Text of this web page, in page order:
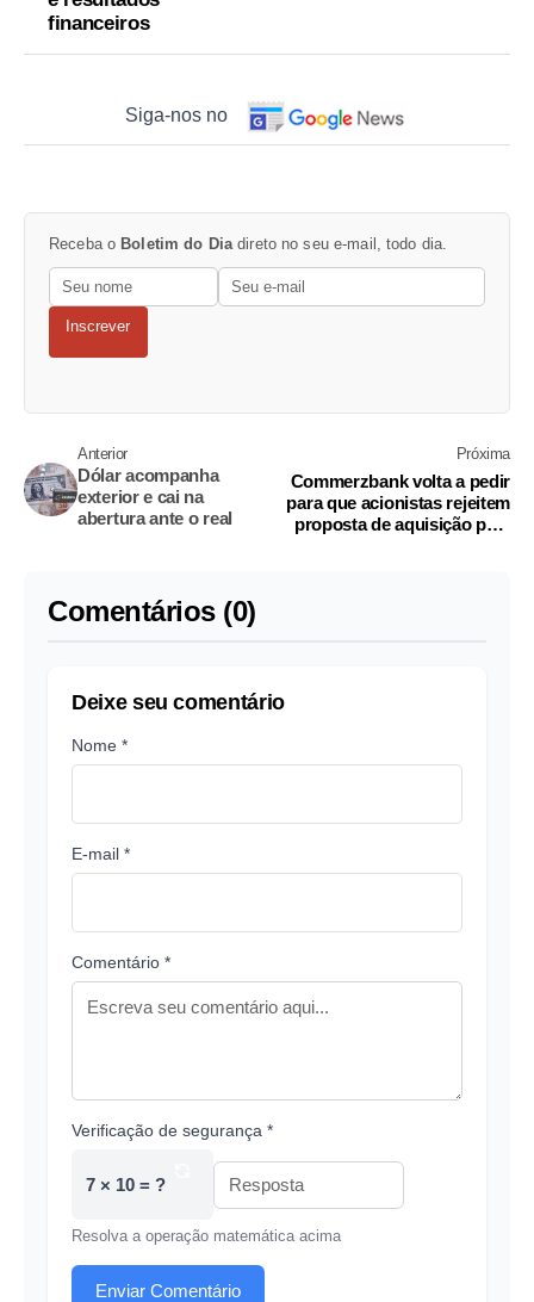
financeiros
Siga-nos no
Receba o Boletim do Dia direto no seu e-mail, todo dia.
Inscrever
Anterior
Dólar acompanha
exterior e cai na
abertura ante o real
Próxima
Commerzbank volta a pedir
para que acionistas rejeitem
proposta de aquisição pelo
Comentários (0)
Deixe seu comentário
Nome *
E-mail *
Comentário *
Verificação de segurança *
7 × 10 = ?
Resolva a operação matemática acima
Enviar Comentário